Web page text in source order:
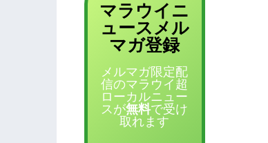
マラウイニ
ュース メル
マガ登録
メルマガ限定配
信のマラウイ超
ローカルニュー
スが無料で受け
取れます